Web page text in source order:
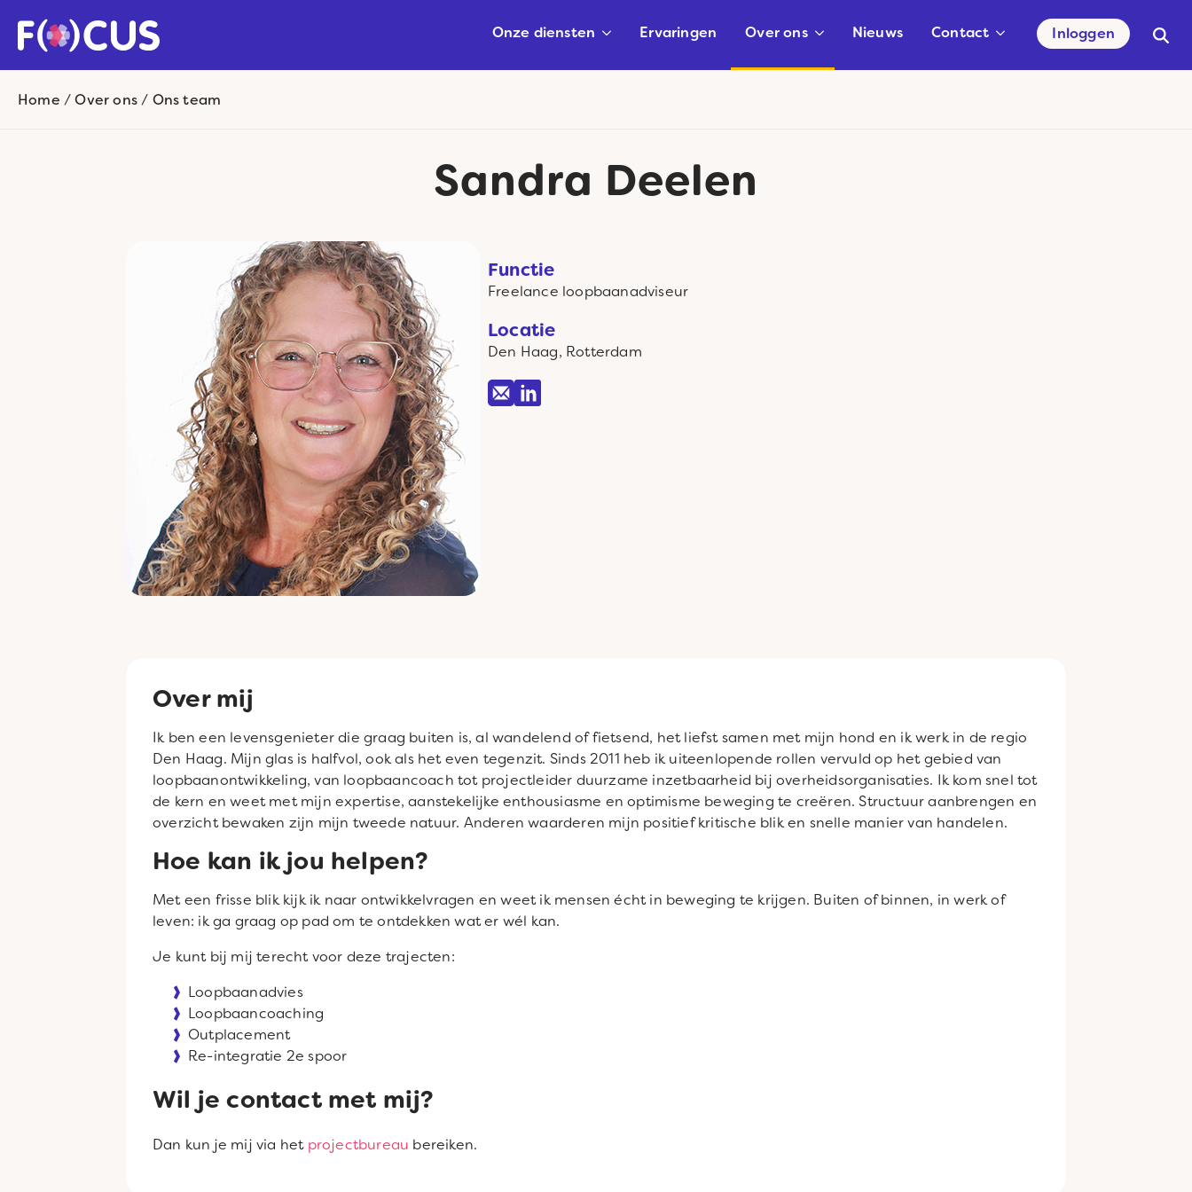
Onze diensten Ervaringen Over ons Nieuws Contact Inloggen
Home /Over ons / Ons team
Sandra Deelen
Functie
Freelance loopbaanadviseur
Locatie
Den Haag, Rotterdam
Over mij
Ik ben een levensgenieter die graag buiten is, al wandelend of fietsend, het liefst samen met mijn hond en ik werk in de regio
Den Haag. Mijn glas is halfvol, ook als het even tegenzit. Sinds 2011 heb ik uiteenlopende rollen vervuld op het gebied van
loopbaanontwikkeling, van loopbaancoach tot projectleider duurzame inzetbaarheid bij overheidsorganisaties. Ik kom snel tot
de kern en weet met mijn expertise, aanstekelijke enthousiasme en optimisme beweging te creëren. Structuur aanbrengen en
overzicht bewaken zijn mijn tweede natuur. Anderen waarderen mijn positief kritische blik en snelle manier van handelen.
Hoe kan ik jou helpen?
Met een frisse blik kijk ik naar ontwikkelvragen en weet ik mensen écht in beweging te krijgen. Buiten of binnen, in werk of
leven: ik ga graag op pad om te ontdekken wat er wél kan.
Je kunt bij mij terecht voor deze trajecten:
Loopbaanadvies
Loopbaancoaching
Outplacement
Re-integratie 2e spoor
Wil je contact met mij?
Dan kun je mij via het projectbureau bereiken.